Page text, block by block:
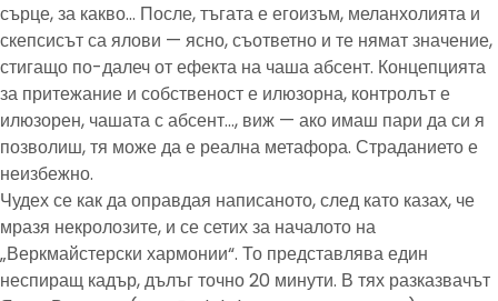
сърце, за какво… После, тъгата е егоизъм, меланхолията и
скепсисът са ялови — ясно, съответно и те нямат значение,
стигащо по-далеч от ефекта на чаша абсент. Концепцията
за притежание и собственост е илюзорна, контролът е
илюзорен, чашата с абсент…, виж — ако имаш пари да си я
позволиш, тя може да е реална метафора. Страданието е
неизбежно.
Чудех се как да оправдая написаното, след като казах, че
мразя некролозите, и се сетих за началото на
„Веркмайстерски хармонии“. То представлява един
неспиращ кадър, дълъг точно 20 минути. В тях разказвачът